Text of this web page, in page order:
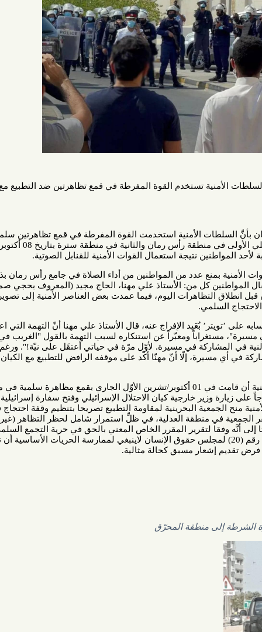
تستخدم القوة المفرطة في قمع تظاهرتين ضد التطبيع مع كيان
الأمنية استخدمت القوة المفرطة في قمع تظاهرتين سلميتين ضد
التطبيع مع كيان الاحتلال الإسرائيلي الأولى في منطقة رأس رمان والثانية في منطقة سترة بتاريخ 08 أكتوبر/تشرين
نتيجة استعمال القوات الأمنية للقنابل الصوتية.
عدد من المواطنين من أداء الصلاة في جامع رأس رمان بذريعة أنَّهم
كل من: الأستاذ علي مهنا، الحاج مجيد (المعروف بحجي صمود)، عبد
اليوم، فيما عمدت بعض العناصر الأمنية إلى تصوير هويات
بُعَيد الإفراج عنه، قال الأستاذ علي مهنا أنّ التهمة التي اعتُقِل على
ومعبّراً عن استنكاره لسبب التهمة بالقول "الغريب في المسألة
في مسيرة. لأوّل مرّة في حياتي أُعتقَل على نيّة!". ورغم إجباره
إلّا أنّ مهنّا أكّد على موقفه الرافض للتطبيع مع الكيان
يشار إلى أنَّه سبق للسلطات الأمنية أن قامت في 01 أكتوبر/تشرين الأوّل الجاري بقمع مظاهرة سلمية في منطقة
خارجية كيان الاحتلال الإسرائيلي وفتح سفارة إسرائيلية في
البحرين. كما رفضت للسلطات الأمنية منح الجمعية البحرينية لمقاومة التطبيع تصريحا بتنظيم وقفة احتجاج في 05
أمام مقر الجمعية في منطقة العدلية، في ظلِّ استمرار شامل لحظر التظاهر (غير معلن)
لتقرير المقرر الخاص المعني بالحق في حرية التجمع السلمي والحق
تكوين الجمعيات للدورة رقم (20) لمجلس حقوق الإنسان لاينبغي لممارسة الحريات الأساسية أن تكون
مسبق كحالة مثالية.
منطقة المحرّق